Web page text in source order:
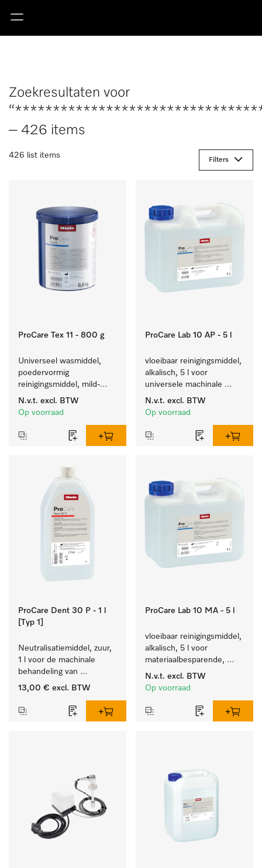
Zoekresultaten voor
– 426 items
426 list items
Filters
ProCare Tex 11 - 800 g
Universeel wasmiddel,
poedervormig
reinigingsmiddel, mild-
alkalisch, 800 kg voor het
reinigen van wit wasgoed
N.v.t. excl. BTW
Op voorraad
ProCare Lab 10 AP - 5 l
vloeibaar reinigingsmiddel,
alkalisch, 5 l voor
universele machinale
reiniging van
laboratoriumglaswerk en -
N.v.t. excl. BTW
Op voorraad
ProCare Dent 30 P - 1 l
[Typ 1]
Neutralisatiemiddel, zuur,
1 l voor de machinale
behandeling van
tandheelkundige
13,00 € excl. BTW
ProCare Lab 10 MA - 5 l
vloeibaar reinigingsmiddel,
alkalisch, 5 l voor
materiaalbesparende,
machinale reiniging van
laboratoriumglasw. en -
N.v.t. excl. BTW
Op voorraad